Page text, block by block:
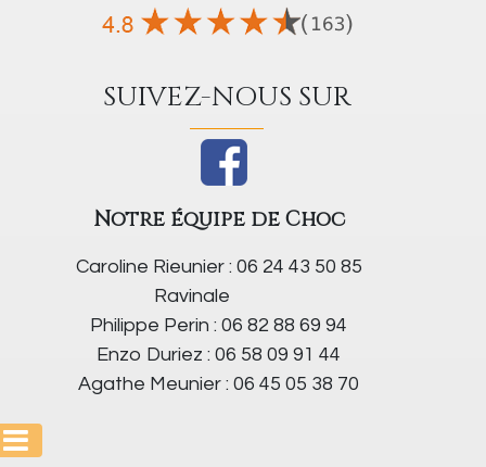
SUIVEZ-NOUS SUR
Notre équipe de Choc
Caroline Rieunier : 06 24 43 50 85
Ravinale
Philippe Perin : 06 82 88 69 94
Enzo Duriez : 06 58 09 91 44
Agathe Meunier : 06 45 05 38 70